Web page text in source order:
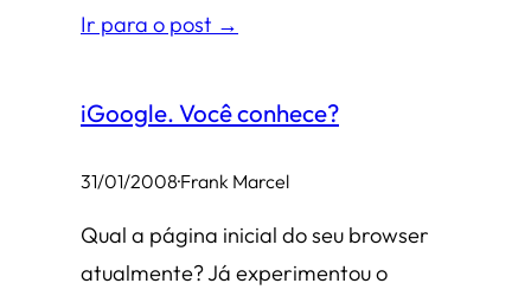
Ir para o post →
iGoogle. Você conhece?
31/01/2008·Frank Marcel
Qual a página inicial do seu browser
atualmente? Já experimentou o